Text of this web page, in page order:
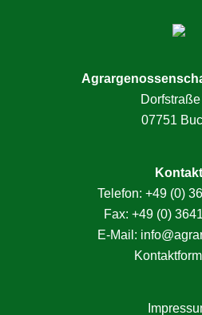
07751
Kontakt
Telefon: +49 (0)
Fax: +49 (0)
E-Mail: